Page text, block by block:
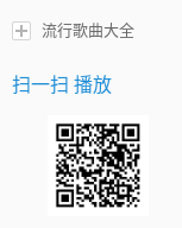
流行歌曲大全
扫一扫 播放